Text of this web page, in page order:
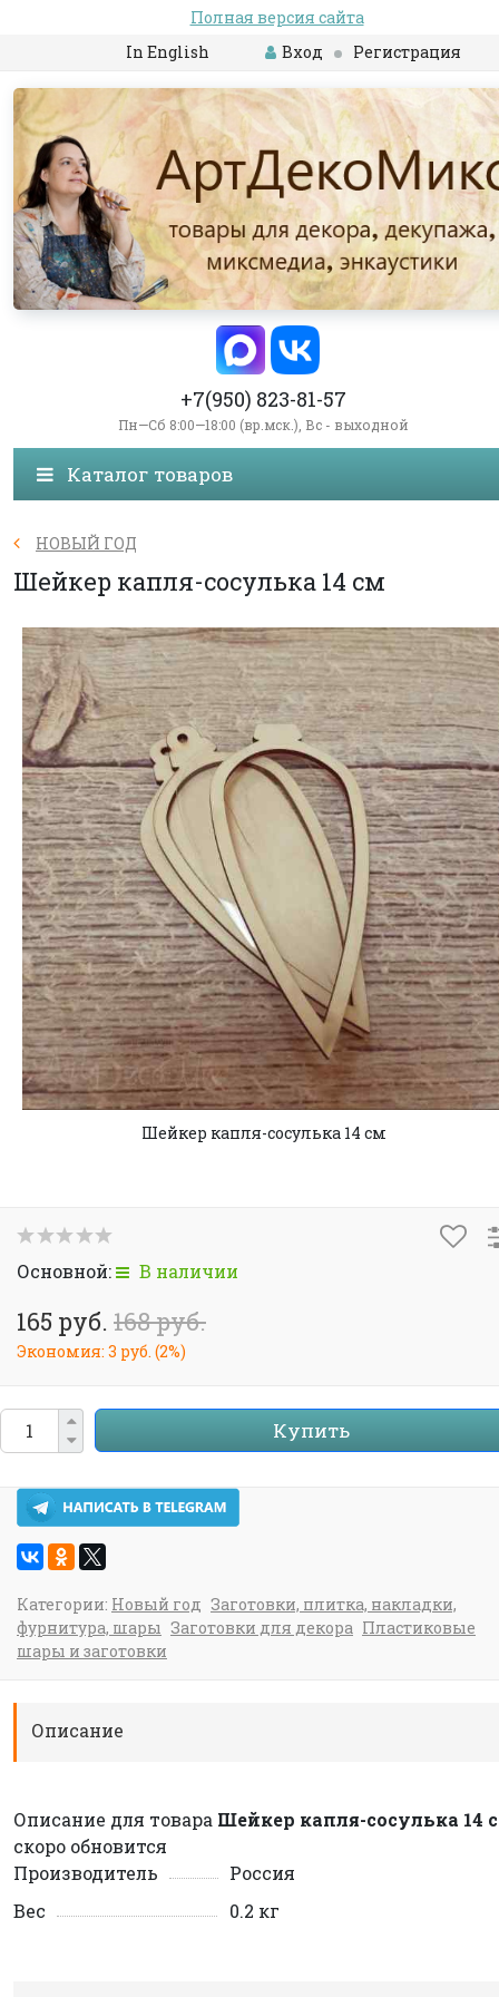
Полная версия сайта
In English
Вход Регистрация
+7(950) 823-81-57
Пн—Сб 8:00—18:00 (вр.мск.), Вс - выходной
Каталог товаров
НОВЫЙ ГОД
Шейкер капля-сосулька 14 см
Шейкер капля-сосулька 14 см
Основной: В наличии
165 руб. 168 руб.
Экономия: 3 руб. (2%)
Купить
Категории: Новый год Заготовки, плитка, накладки,
фурнитура, шары Заготовки для декора Пластиковые
шары и заготовки
Описание
Описание для товара Шейкер капля-сосулька 14
скоро обновится
Производитель
Россия
Вес
0.2 кг